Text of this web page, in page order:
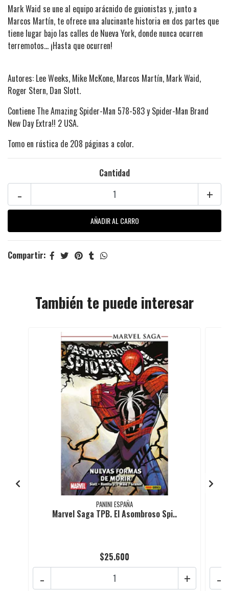
Mark Waid se une al equipo arácnido de guionistas y, junto a
Marcos Martín, te ofrece una alucinante historia en dos partes que
tiene lugar bajo las calles de Nueva York, donde nunca ocurren
terremotos… ¡Hasta que ocurren!
Autores: Lee Weeks, Mike McKone, Marcos Martín, Mark Waid,
Roger Stern, Dan Slott.
Contiene The Amazing Spider-Man 578-583 y Spider-Man Brand
New Day Extra!! 2 USA.
Tomo en rústica de 208 páginas a color.
Cantidad
+
-
Compartir:
También te puede interesar
PANINI ESPAÑA
Marvel Saga TPB. El Asombroso Spi..
$25.600
+
- -